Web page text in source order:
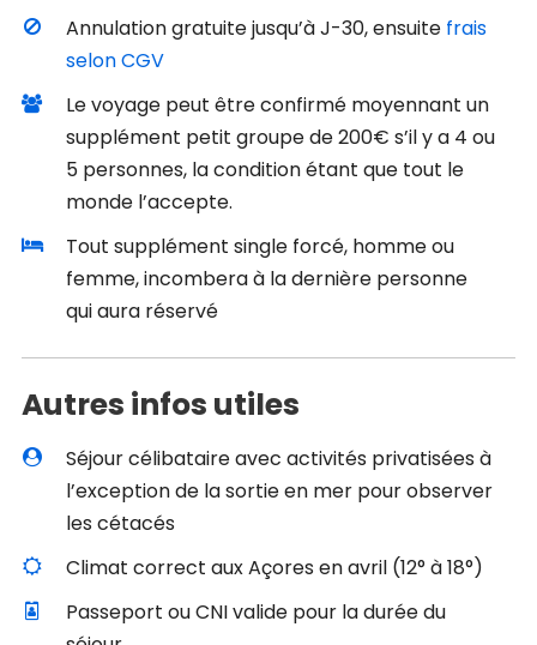
Annulation gratuite jusqu’à J-30, ensuite frais
selon CGV
Le voyage peut être confirmé moyennant un
supplément petit groupe de 200€ s’il y a 4 ou
5 personnes, la condition étant que tout le
monde l’accepte.
Tout supplément single forcé, homme ou
femme, incombera à la dernière personne
qui aura réservé
Autres infos utiles
Séjour célibataire avec activités privatisées à
l’exception de la sortie en mer pour observer
les cétacés
Climat correct aux Açores en avril (12° à 18°)
Passeport ou CNI valide pour la durée du